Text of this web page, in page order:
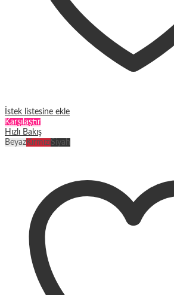
İstek listesine ekle
Karşılaştır
Hızlı Bakış
BeyazKırmızıSiyah